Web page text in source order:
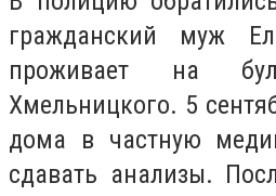
гражданский муж
проживает на
Хмельницкого. 5
дома в частную
сдавать анализы.